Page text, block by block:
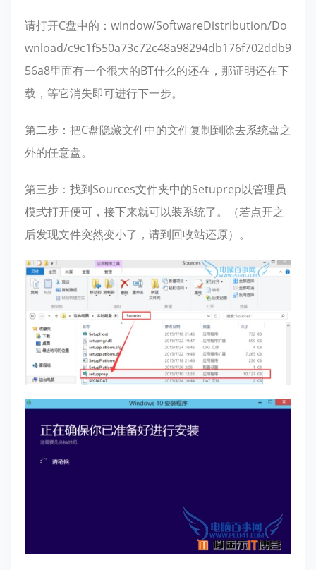
请打开C盘中的：window/SoftwareDistribution/Do
wnload/c9c1f550a73c72c48a98294db176f702ddb9
56a8里面有一个很大的BT什么的还在，那证明还在下
载，等它消失即可进行下一步。
第二步：把C盘隐藏文件中的文件复制到除去系统盘之
外的任意盘。
第三步：找到Sources文件夹中的Setuprep以管理员
模式打开便可，接下来就可以装系统了。（若点开之
后发现文件突然变小了，请到回收站还原）。